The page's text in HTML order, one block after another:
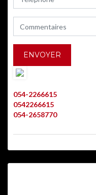
054-2266615
0542266615
054-2658770